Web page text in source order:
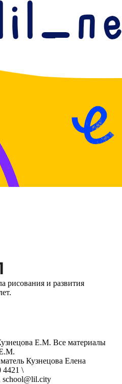
рисования и развития
Е.М. Все материалы
Кузнецова Елена
\